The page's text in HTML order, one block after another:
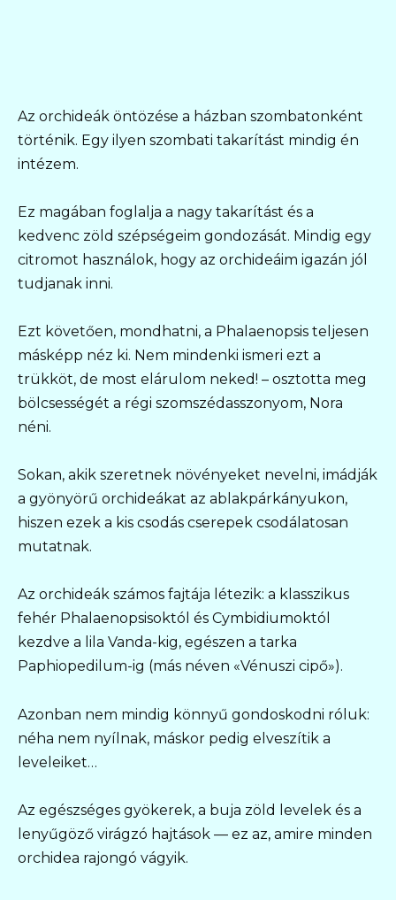
Az orchideák öntözése a házban szombatonként
történik. Egy ilyen szombati takarítást mindig én
intézem.
Ez magában foglalja a nagy takarítást és a
kedvenc zöld szépségeim gondozását. Mindig egy
citromot használok, hogy az orchideáim igazán jól
tudjanak inni.
Ezt követően, mondhatni, a Phalaenopsis teljesen
másképp néz ki. Nem mindenki ismeri ezt a
trükköt, de most elárulom neked! – osztotta meg
bölcsességét a régi szomszédasszonyom, Nora
néni.
Sokan, akik szeretnek növényeket nevelni, imádják
a gyönyörű orchideákat az ablakpárkányukon,
hiszen ezek a kis csodás cserepek csodálatosan
mutatnak.
Az orchideák számos fajtája létezik: a klasszikus
fehér Phalaenopsisoktól és Cymbidiumoktól
kezdve a lila Vanda-kig, egészen a tarka
Paphiopedilum-ig (más néven «Vénuszi cipő»).
Azonban nem mindig könnyű gondoskodni róluk:
néha nem nyílnak, máskor pedig elveszítik a
leveleiket…
Az egészséges gyökerek, a buja zöld levelek és a
lenyűgöző virágzó hajtások — ez az, amire minden
orchidea rajongó vágyik.